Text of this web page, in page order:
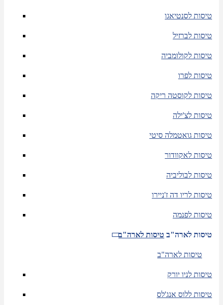
טיסות לסנטיאגו
טיסות לברזיל
טיסות לקולומביה
טיסות לפרו
טיסות לקוסטה ריקה
טיסות לצ'ילה
טיסות גואטמלה סיטי
טיסות לאקוודור
טיסות לבוליביה
טיסות לריו דה ז'ניירו
טיסות לפנמה
טיסות לארה"ב טיסות לארה"ב
טיסות לארה"ב
טיסות לניו יורק
טיסות ללוס אנג'לס